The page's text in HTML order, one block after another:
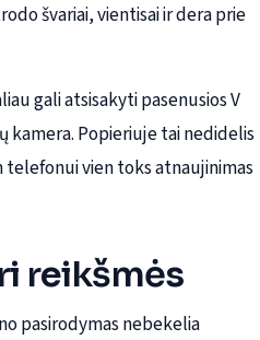
švariai, vientisai ir dera prie
gali atsisakyti pasenusios V
kamera. Popieriuje tai nedidelis
telefonui vien toks atnaujinimas
reikšmės
pasirodymas nebekelia